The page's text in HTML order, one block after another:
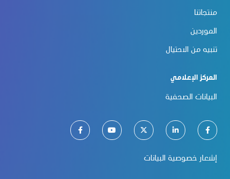
منتجاتنا
الموردين
تنبيه من الاحتيال
المركز الإعلامي
البيانات الصحفية
إشعار خصوصية البيانات